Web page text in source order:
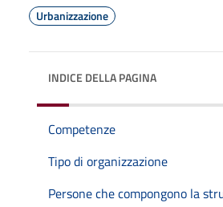
Urbanizzazione
INDICE DELLA PAGINA
Competenze
Tipo di organizzazione
Persone che compongono la